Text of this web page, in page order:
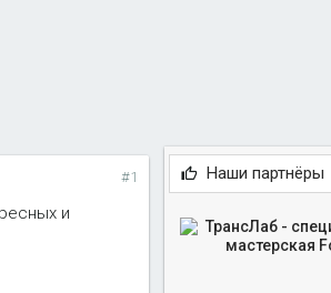
#1
и
Наши партнёры